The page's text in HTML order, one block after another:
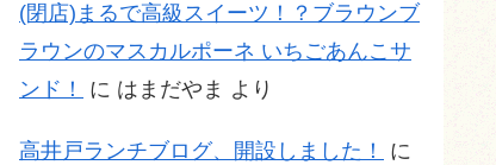
(閉店)まるで高級スイーツ！？ブラウンブ
ラウンのマスカルポーネ いちごあんこサ
ンド！
に はまだやま より
高井戸ランチブログ、開設しました！
に